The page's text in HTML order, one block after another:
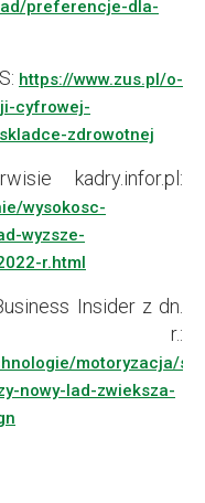
preferencje-dla-
https://www.zus.pl/o-
cyfrowej-
zdrowotnej
kadry.infor.pl:
wysokosc-
wyzsze-
r.html
Insider z dn.
r.:
motoryzacja/
nowy-lad-zwieksza-